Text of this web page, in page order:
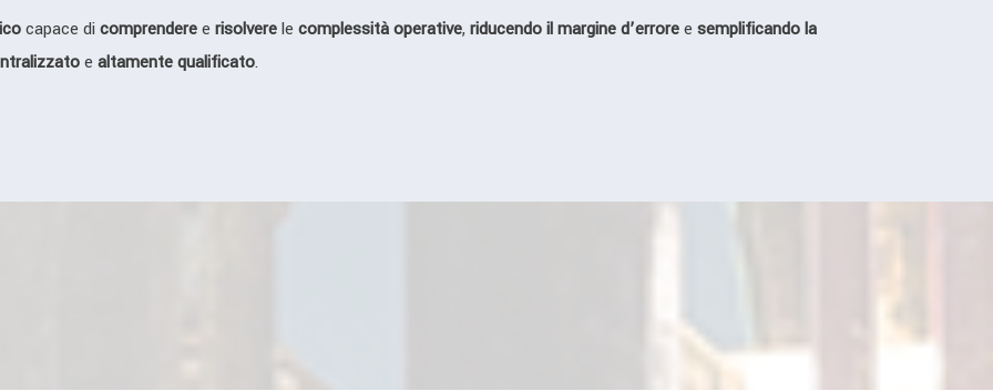
capace dicomprenderee risolverele complessità operative,riducendo il margine d’erroree semplificando la
e altamente qualificato.